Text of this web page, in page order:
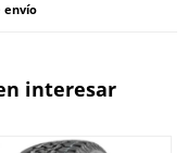
envío
interesar